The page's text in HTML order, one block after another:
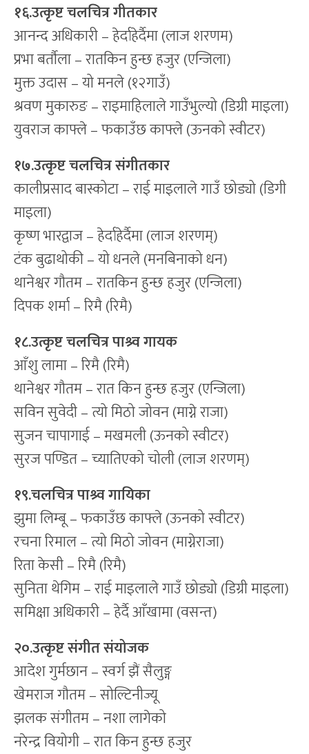
१६.उत्कृष्ट चलचित्र गीतकार
आनन्द अधिकारी – हेर्दाहेर्दैमा (लाज शरणम)
प्रभा बर्तौला – रातकिन हुन्छ हजुर (एन्जिला)
मुक्त उदास – यो मनले (१२गाउँ)
श्रवण मुकारुङ – राइमाहिलाले गाउँभुल्यो (डिग्री माइला)
युवराज काफ्ले – फकाउँछ काफ्ले (ऊनको स्वीटर)
१७.उत्कृष्ट चलचित्र संगीतकार
कालीप्रसाद बास्कोटा – राई माइलाले गाउँ छोड्यो (डिगी
माइला)
कृष्ण भारद्वाज – हेर्दाहेर्दैमा (लाज शरणम्)
टंक बुढाथोकी – यो धनले (मनबिनाको धन)
थानेश्वर गौतम – रातकिन हुन्छ हजुर (एन्जिला)
दिपक शर्मा – रिमै (रिमै)
१८.उत्कृष्ट चलचित्र पाश्र्व गायक
आँशु लामा – रिमै (रिमै)
थानेश्वर गौतम – रात किन हुन्छ हजुर (एन्जिला)
सविन सुवेदी – त्यो मिठो जोवन (माग्ने राजा)
सुजन चापागाई – मखमली (ऊनको स्वीटर)
सुरज पण्डित – च्यातिएको चोली (लाज शरणम्)
१९.चलचित्र पाश्र्व गायिका
झुमा लिम्बू – फकाउँछ काफ्ले (ऊनको स्वीटर)
रचना रिमाल – त्यो मिठो जोवन (माग्नेराजा)
रिता केसी – रिमै (रिमै)
सुनिता थेगिम – राई माइलाले गाउँ छोड्यो (डिग्री माइला)
समिक्षा अधिकारी – हेर्दै आँखामा (वसन्त)
२०.उत्कृष्ट संगीत संयोजक
आदेश गुर्मछान – स्वर्ग झैं सैलुङ्ग
खेमराज गौतम – सोल्टिनीज्यू
झलक संगीतम – नशा लागेको
नरेन्द्र वियोगी – रात किन हुन्छ हजुर